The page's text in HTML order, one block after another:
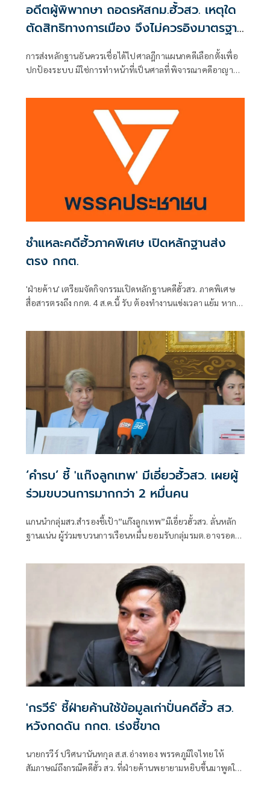
อดีตผู้พิพากษา ถอดรหัสกม.ฮั้วสว. เหตุใด
ตัดสิทธิทางการเมือง จึงไม่ควรอิงมาตรฐาน
เดียวกับคดีอาญา
การส่งหลักฐานอันควรเชื่อได้ไปศาลฎีกาแผนกคดีเลือกตั้งเพื่อ
ปกป้องระบบ มิใช่การทำหน้าที่เป็นศาลที่พิจารณาคดีอาญา
ชำแหละคดีฮั้วภาคพิเศษ เปิดหลักฐานส่ง
ตรง กกต.
'ฝ่ายค้าน' เตรียมจัดกิจกรรมเปิดหลักฐานคดีฮั้วสว. ภาคพิเศษ
สื่อสารตรงถึง กกต. 4 ส.ค.นี้ รับ ต้องทำงานแข่งเวลา แย้ม หาก
การปฏิบัติหน้าที่หรือไม่
‘คำรบ’ ชี้ 'แก๊งลูกเทพ' มีเอี่ยวฮั้วสว. เผยผู้
ร่วมขบวนการมากกว่า 2 หมื่นคน
แกนนำกลุ่มสว.สำรองชี้เป้า”แก๊งลูกเทพ”มีเอี่ยวฮั้วสว. ลั่นหลัก
ฐานแน่น ผู้ร่วมขบวนการเรือนหมื่น ยอมรับกลุ่มรมต.อาจรอด
ส่งศาลฎีกาสอย 138 สว.โดนร้องเอาผิดติดคุก!
'กรวีร์' ชี้ฝ่ายค้านใช้ข้อมูลเก่าปั่นคดีฮั้ว สว.
หวังกดดัน กกต. เร่งชี้ขาด
นายกรวีร์ ปริศนานันทกุล ส.ส.อ่างทอง พรรคภูมิใจไทย ให้
สัมภาษณ์ถึงกรณีคดีฮั้ว สว. ที่ฝ่ายค้านพยายามหยิบขึ้นมาพูดใน